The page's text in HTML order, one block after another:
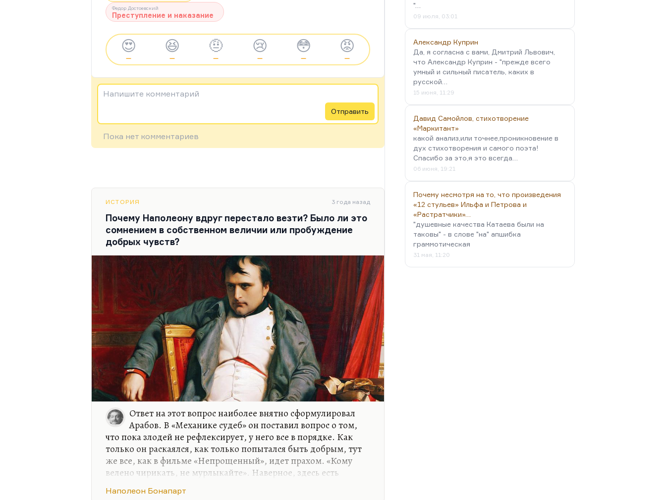
Федор Достоевский
Преступление и наказание
😍
—
😆
—
🤨
—
😢
—
😳
—
😡
—
Напишите комментарий
Отправить
Пока нет комментариев
ИСТОРИЯ 3 года назад
Почему Наполеону вдруг перестало везти? Было ли это
сомнением в собственном величии или пробуждение
добрых чувств?
Ответ на этот вопрос наиболее внятно сформулировал
Арабов. В «Механике судеб» он поставил вопрос о том,
что пока злодей не рефлексирует, у него все в порядке. Как
только он раскаялся, как только попытался быть добрым, тут
же все, как в фильме «Непрощенный», идет прахом. «Кому
велено чирикать, не мурлыкайте». Наверное, здесь есть
Наполеон Бонапарт
"…
09 июля, 03:01
Александр Куприн
Да, я согласна с вами, Дмитрий Львович,
что Александр Куприн - "прежде всего
умный и сильный писатель, каких в
русской…
15 июня, 11:29
Давид Самойлов, стихотворение
«Маркитант»
какой анализ,или точнее,проникновение в
дух стихотворения и самого поэта!
Спасибо за это,я это всегда…
06 июня, 19:21
Почему несмотря на то, что произведения
«12 стульев» Ильфа и Петрова и
«Растратчики»…
"душевные качества Катаева были на
таковы" - в слове "на" апшибка
граммотическая
31 мая, 11:20